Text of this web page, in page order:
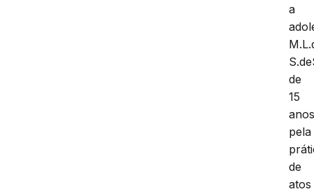
a
de
15
pela
de
atos